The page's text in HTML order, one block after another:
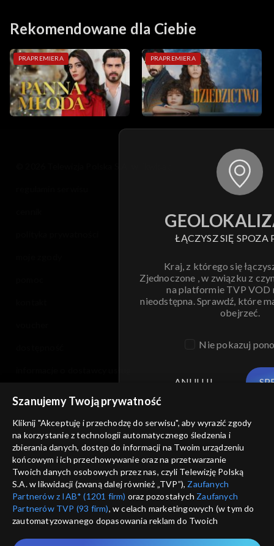
Rekomendowane dla Ciebie
PRAPREMIERA PRAPREMIERA
ŁĄCZYSZ SIĘ SPOZA
Kraj, z którego się
Zjednoczone , w związku z
na platformie TVP VOD
nieodstępna. Sprawdź, które
obejrzeć.
Nie pokazuj
ANULUJ
Szanujemy Twoją prywatność
Kliknij "Akceptuję i przechodzę do serwisu", aby wyrazić zgody
na korzystanie z technologii automatycznego śledzenia i
zbierania danych, dostęp do informacji na Twoim urządzeniu
końcowym i ich przechowywanie oraz na przetwarzanie
Twoich danych osobowych przez nas, czyli Telewizję Polską
S.A. w likwidacji (zwaną dalej również „TVP”), Zaufanych
Partnerów z IAB* (1201 firm) oraz pozostałych Zaufanych
Partnerów TVP (93 firm), w celach marketingowych (w tym do
zautomatyzowanego dopasowania reklam do Twoich